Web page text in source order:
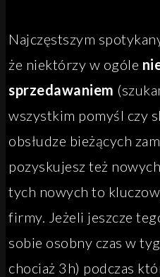
Najczęstszym
że niektórzy w ogóle
sprzedawaniem
wszystkim pomyśl czy
obsłudze bieżących
pozyskujesz też
tych nowych to
firmy. Jeżeli jeszcze
sobie osobny czas w
chociaż 3h) podczas